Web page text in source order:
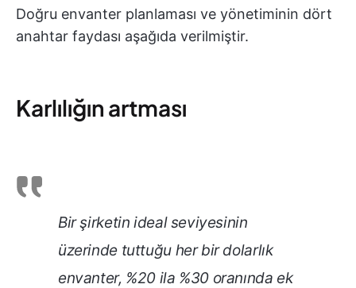
Doğru envanter planlaması ve yönetiminin dört
anahtar faydası aşağıda verilmiştir.
Karlılığın artması
Bir şirketin ideal seviyesinin
üzerinde tuttuğu her bir dolarlık
envanter, %20 ila %30 oranında ek